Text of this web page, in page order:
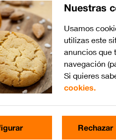
Nuestras
Usamos
utilizas este
anuncios que
navegación
Si quieres
cookies.
Rechazar